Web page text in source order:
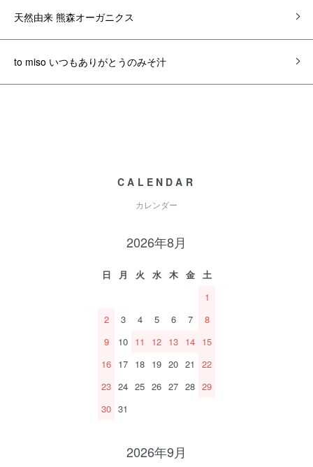
天然由来 熊森オーガニクス
to miso いつもありがとうのみそ汁
CALENDAR
カレンダー
2026年8月
日 月 火 水 木 金
土
1
2
3 4 5 6 7
8
9
10 11 12 13 14 15
16 17 18 19 20 21
22
23 24 25 26 27 28 29
30 31
2026年9月